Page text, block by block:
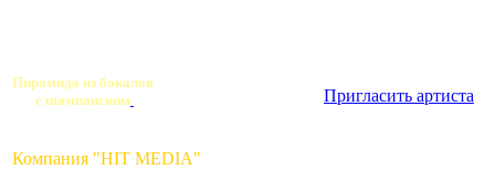
Пирамида из бокалов
с шампанским
Компания "HIT MEDIA"
Пригласить артиста